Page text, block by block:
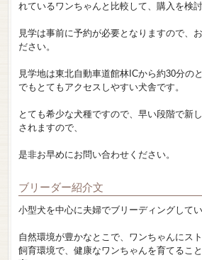
れているワンちゃんと比較して、購入を検討
見学は事前に予約が必要となりますので、
ださい。
見学地は東北自動車道館林ICから約30分の
でもとてもアクセスしやすい犬舎です。
とても希少な犬種ですので、早い段階で新
されますので、
是非お早めにお問い合わせください。
ブリーダー紹介文
小型犬を中心に夫婦でブリーディングして
自然環境が豊かなとこで、ワンちゃんにス
飼育環境で、健康なワンちゃんを育てるこ